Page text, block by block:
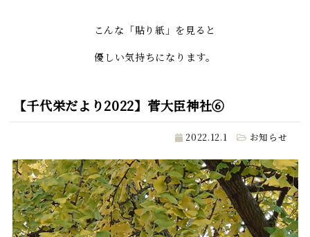
こんな「貼り紙」を見ると
優しい気持ちになります。
【千代栄だより2022】菅大臣神社⑥
2022.12.1 お知らせ